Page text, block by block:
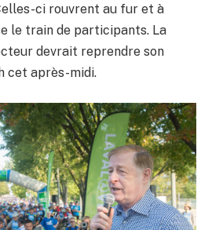
ci rouvrent au fur et à
le train de participants. La
devrait reprendre son
cet après-midi.